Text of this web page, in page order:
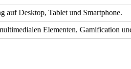
auf Desktop, Tablet und Smartphone.
Elementen, Gamification